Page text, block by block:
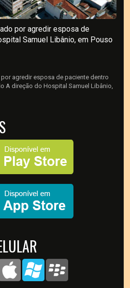
por agredir esposa de
Samuel Libânio, em Pouso
agredir esposa de paciente dentro
A direção do Hospital Samuel Libânio,